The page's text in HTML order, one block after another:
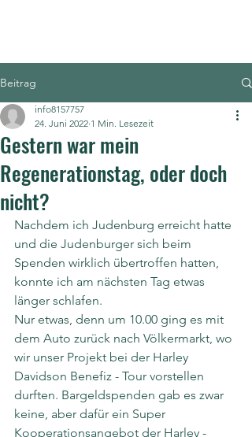
Beitrag
Gestern war mein
Regenerationstag, oder doch
nicht?
info8157757
24. Juni 2022 1 Min. Lesezeit
Nachdem ich Judenburg erreicht hatte
und die Judenburger sich beim
Spenden wirklich übertroffen hatten,
konnte ich am nächsten Tag etwas
länger schlafen.
Nur etwas, denn um 10.00 ging es mit
dem Auto zurück nach Völkermarkt, wo
wir unser Projekt bei der Harley
Davidson Benefiz - Tour vorstellen
durften. Bargeldspenden gab es zwar
keine, aber dafür ein Super
Kooperationsangebot der Harley -